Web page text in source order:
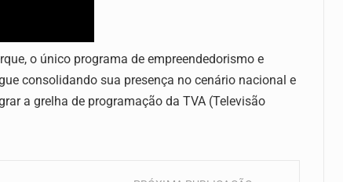
o único programa de empreendedorismo e
consolidando sua presença no cenário nacional e
a grelha de programação da TVA (Televisão